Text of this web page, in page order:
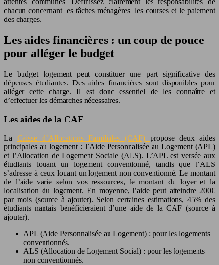
attentes communes. Définissez clairement les responsabilités de
chacun concernant les tâches ménagères, les courses et le paiement
des charges.
Les aides financières : un coup de pouce
pour alléger le budget
Le budget logement peut constituer une part significative des
dépenses étudiantes. Des aides financières sont disponibles pour
alléger cette charge. Il est donc essentiel de les connaître et
d’effectuer les démarches nécessaires.
Les aides de la CAF
La Caisse d’Allocations Familiales (CAF) propose deux aides
principales au logement : l’Aide Personnalisée au Logement (APL)
et l’Allocation de Logement Sociale (ALS). L’APL est versée aux
étudiants louant un logement conventionné, tandis que l’ALS
s’adresse à ceux louant un logement non conventionné. Le montant
de l’aide varie selon vos ressources, le montant du loyer et la
localisation du logement. En moyenne, l’aide peut atteindre 200€
par mois (source à ajouter). Selon certaines estimations, 45% des
étudiants nantais bénéficieraient d’une aide de la CAF (source à
ajouter).
APL (Aide Personnalisée au Logement) : pour les logements
conventionnés.
ALS (Allocation de Logement Social) : pour les logements
non conventionnés.